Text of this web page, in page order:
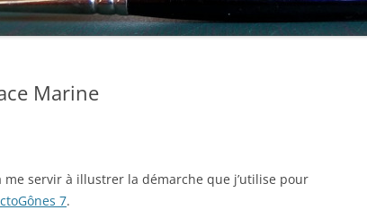
Marine
me servir à illustrer la démarche que j’utilise pour
7.